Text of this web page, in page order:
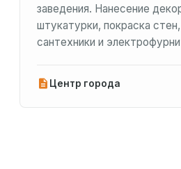
заведения. Нанесение
штукатурки, покраска
сантехники и
Центр города